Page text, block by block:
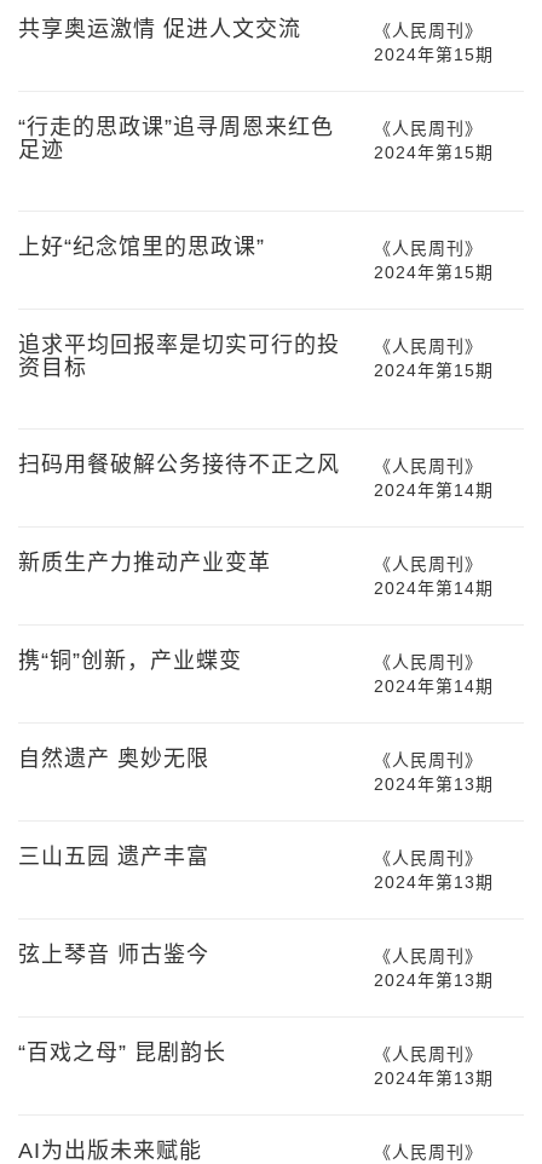
共享奥运激情 促进人文交流
《人民周刊》
2024年第15期
“行走的思政课”追寻周恩来红色
足迹
《人民周刊》
2024年第15期
上好“纪念馆里的思政课”
《人民周刊》
2024年第15期
追求平均回报率是切实可行的投
资目标
《人民周刊》
2024年第15期
扫码用餐破解公务接待不正之风
《人民周刊》
2024年第14期
新质生产力推动产业变革
《人民周刊》
2024年第14期
携“铜”创新，产业蝶变
《人民周刊》
2024年第14期
自然遗产 奥妙无限
《人民周刊》
2024年第13期
三山五园 遗产丰富
《人民周刊》
2024年第13期
弦上琴音 师古鉴今
《人民周刊》
2024年第13期
“百戏之母” 昆剧韵长
《人民周刊》
2024年第13期
AI为出版未来赋能
《人民周刊》